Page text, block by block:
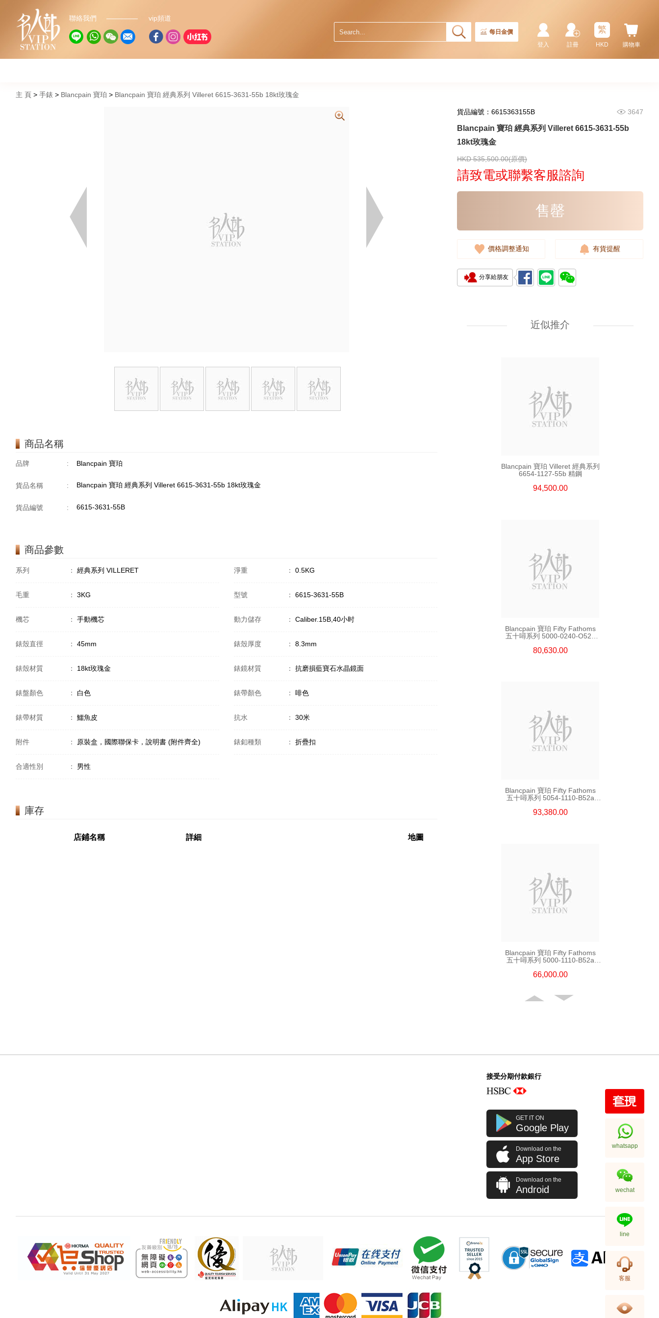
聯絡我們 vip頻道
每日金價
購物車
繁
HKD
註冊
登入
主 頁 手錶 Blancpain 寶珀 Blancpain 寶珀 經典系列 Villeret 6615-3631-55b 18kt玫瑰金
商品名稱
品牌 : Blancpain 寶珀
貨品名稱 : Blancpain 寶珀 經典系列 Villeret 6615-3631-55b 18kt玫瑰金
貨品編號 : 6615-3631-55B
商品參數
系列 ： 經典系列 VILLERET 淨重 ： 0.5KG
毛重 ： 3KG 型號 ： 6615-3631-55B
機芯 ： 手動機芯 動力儲存 ： Caliber.15B,40小时
錶殼直徑 ： 45mm 錶殼厚度 ： 8.3mm
錶殼材質 ： 18kt玫瑰金 錶鏡材質 ： 抗磨損藍寶石水晶鏡面
錶盤顏色 ： 白色 錶帶顏色 ： 啡色
錶帶材質 ： 鱷魚皮 抗水 ： 30米
附件 ： 原裝盒，國際聯保卡，說明書 (附件齊全) 錶釦種類 ： 折疊扣
合適性別 ： 男性
庫存
店鋪名稱 詳細 地圖
貨品編號：6615363155B 3647
Blancpain 寶珀 經典系列 Villeret 6615-3631-55b
18kt玫瑰金
HKD 535,500.00(原價)
請致電或聯繫客服諮詢
售罄
價格調整通知 有貨提醒
分享給朋友
近似推介
94,500.00
Blancpain 寶珀 Villeret 經典系列
6654-1127-55b 精鋼
94,500.00
Blancpain 寶珀 Fifty Fathoms
五十噚系列 5000-0240-O52a
80,630.00
Blancpain 寶珀 Fifty Fathoms
五十噚系列 5054-1110-B52a
93,380.00
Blancpain 寶珀 Fifty Fathoms
五十噚系列 5000-1110-B52a
66,000.00
Blancpain 寶珀 Fifty Fathoms
五十噚系列 5200-0153-B52a
陶瓷
108,000.00
接受分期付款銀行
GET IT ON
Google Play
Download on the
App Store
Download on the
Android
whatsapp
wechat
line
客服